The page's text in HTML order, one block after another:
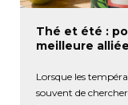
Thé et été :
meilleure
Lorsque les
souvent de